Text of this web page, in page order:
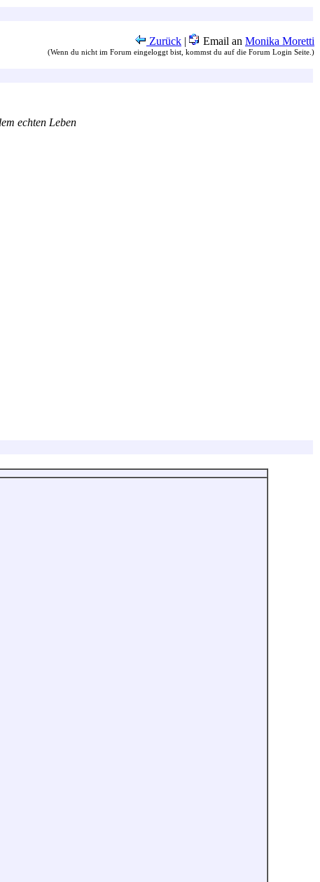
Zurück | Email an Monika Moretti
(Wenn du nicht im Forum eingeloggt bist, kommst du auf die Forum Login Seite.)
echten Leben